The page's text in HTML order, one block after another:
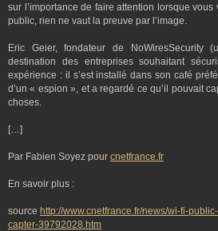
sur l’importance de faire attention lorsque
public, rien ne vaut la preuve par l’image.
Eric Geier, fondateur de NoWiresSecurity
destination des entreprises souhaitant
expérience : il s’est installé dans son café
d’un « espion », et a regardé ce qu’il pouvait
choses.
[…]
Par Fabien Soyez pour cnetfrance.fr
En savoir plus :
source http://www.cnetfrance.fr/news/wi-fi-
capter-39792028.htm